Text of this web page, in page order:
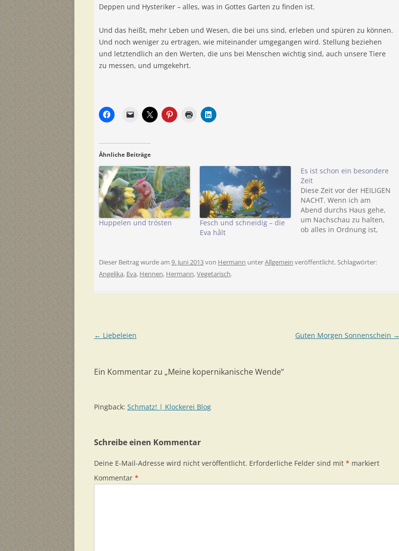
Deppen und Hysteriker – alles, was in Gottes Garten zu finden ist.
Und das heißt, mehr Leben und Wesen, die bei uns sind, erleben und spüren zu können.
Und noch weniger zu ertragen, wie miteinander umgegangen wird. Stellung beziehen
und letztendlich an den Werten, die uns bei Menschen wichtig sind, auch unsere Tiere
zu messen, und umgekehrt.
Ähnliche Beiträge
Huppelen und trösten
Fesch und schneidig – die
Eva hålt
Es ist schon ein besondere
Zeit
Diese Zeit vor der HEILIGEN
NACHT. Wenn ich am
Abend durchs Haus gehe,
um Nachschau zu halten,
ob alles in Ordnung ist,
am Hochbett die Henne
Chaira ihre Erkältung
Dieser Beitrag wurde am 9. Juni 2013von Hermann unterAllgemein veröffentlicht. Schlagwörter:
Angelika, Eva, Hennen, Hermann,Vegetarisch.
Beitragsnavigation
← Liebeleien Guten Morgen Sonnenschein →
Ein Kommentar zu „Meine kopernikanische Wende“
Pingback: Schmatz! | Klockerei Blog
Schreibe einen Kommentar
Deine E-Mail-Adresse wird nicht veröffentlicht. Erforderliche Felder sind mit * markiert
Kommentar *